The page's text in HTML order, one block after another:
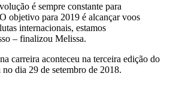
é sempre constante para
objetivo para 2019 é alcançar voos
internacionais, estamos
– finalizou Melissa.
carreira aconteceu na terceira edição do
dia 29 de setembro de 2018.